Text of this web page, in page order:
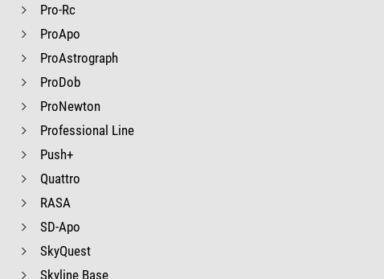
Pro-Rc
ProApo
ProAstrograph
ProDob
ProNewton
Professional Line
Push+
Quattro
RASA
SD-Apo
SkyQuest
Skyline Base